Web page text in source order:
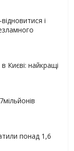
і
Києві: найкращі
понад 1,6